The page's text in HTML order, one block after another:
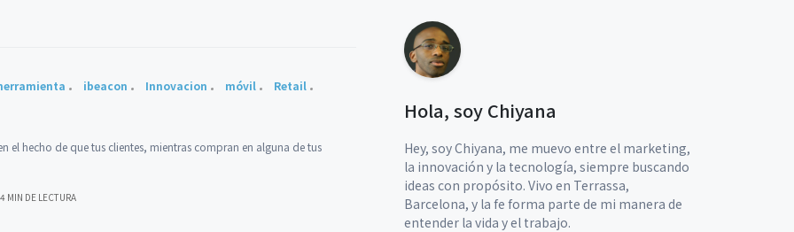
ibeacon Innovacion móvil Retail
el hecho de que tus clientes, mientras compran en alguna de tus
4 MIN DE LECTURA
Hola, soy Chiyana
Hey, soy Chiyana, me muevo entre el marketing,
la innovación y la tecnología, siempre buscando
ideas con propósito. Vivo en Terrassa,
Barcelona, y la fe forma parte de mi manera de
entender la vida y el trabajo.